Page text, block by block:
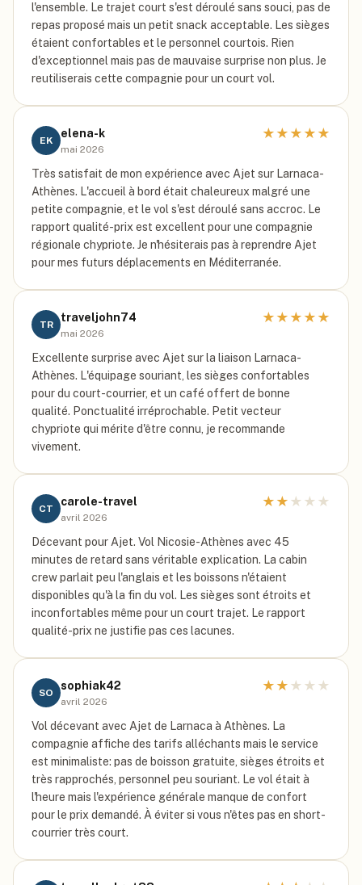
l'ensemble. Le trajet court s'est déroulé sans souci, pas de
repas proposé mais un petit snack acceptable. Les sièges
étaient confortables et le personnel courtois. Rien
d'exceptionnel mais pas de mauvaise surprise non plus. Je
reutiliserais cette compagnie pour un court vol.
EK
elena-k
mai 2026
★ ★ ★ ★ ★
Très satisfait de mon expérience avec Ajet sur Larnaca-
Athènes. L'accueil à bord était chaleureux malgré une
petite compagnie, et le vol s'est déroulé sans accroc. Le
rapport qualité-prix est excellent pour une compagnie
régionale chypriote. Je n'hésiterais pas à reprendre Ajet
pour mes futurs déplacements en Méditerranée.
TR
traveljohn74
mai 2026
★ ★ ★ ★ ★
Excellente surprise avec Ajet sur la liaison Larnaca-
Athènes. L'équipage souriant, les sièges confortables
pour du court-courrier, et un café offert de bonne
qualité. Ponctualité irréprochable. Petit vecteur
chypriote qui mérite d'être connu, je recommande
vivement.
CT
carole-travel
avril 2026
★ ★ ★ ★ ★
Décevant pour Ajet. Vol Nicosie-Athènes avec 45
minutes de retard sans véritable explication. La cabin
crew parlait peu l'anglais et les boissons n'étaient
disponibles qu'à la fin du vol. Les sièges sont étroits et
inconfortables même pour un court trajet. Le rapport
qualité-prix ne justifie pas ces lacunes.
SO
sophiak42
avril 2026
★ ★ ★ ★ ★
Vol décevant avec Ajet de Larnaca à Athènes. La
compagnie affiche des tarifs alléchants mais le service
est minimaliste: pas de boisson gratuite, sièges étroits et
très rapprochés, personnel peu souriant. Le vol était à
l'heure mais l'expérience générale manque de confort
pour le prix demandé. À éviter si vous n'êtes pas en short-
courrier très court.